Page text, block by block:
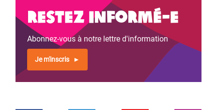
Restez informé-e
Abonnez-vous à notre lettre d'information
Je m'inscris